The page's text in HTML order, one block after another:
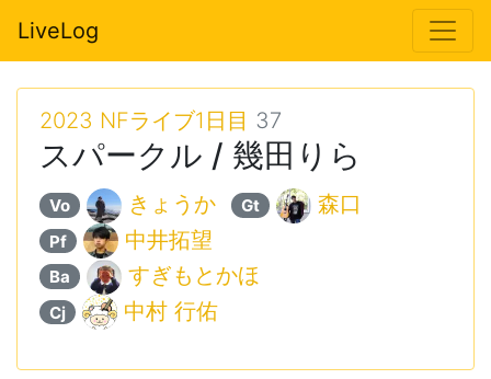
LiveLog
2023 NFライブ1日目 37
スパークル / 幾田りら
Vo きょうか Gt 森口
Pf 中井拓望
Ba すぎもとかほ
Cj 中村 行佑